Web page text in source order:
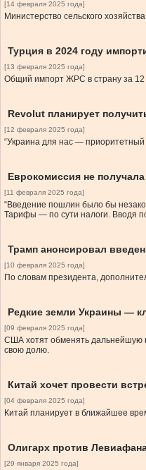
[14 февраля 2025 года]
Министерство сельского
Турция в 2024 году
[13 февраля 2025 года]
Общий импорт ЖРС в страну за 12
Revolut планирует
[12 февраля 2025 года]
“Украина для нас — приоритетный
Еврокомиссия не
[11 февраля 2025 года]
“Введение пошлин было бы
Тарифы — по сути налоги. Вводя
Трамп анонсировал
[10 февраля 2025 года]
По словам президента,
Редкие земли Украины —
[09 февраля 2025 года]
США хотят обменять дальнейшую
свою долю.
Китай хочет провести
[04 февраля 2025 года]
Китай планирует в ближайшее
Олигарх против
[29 января 2025 года]